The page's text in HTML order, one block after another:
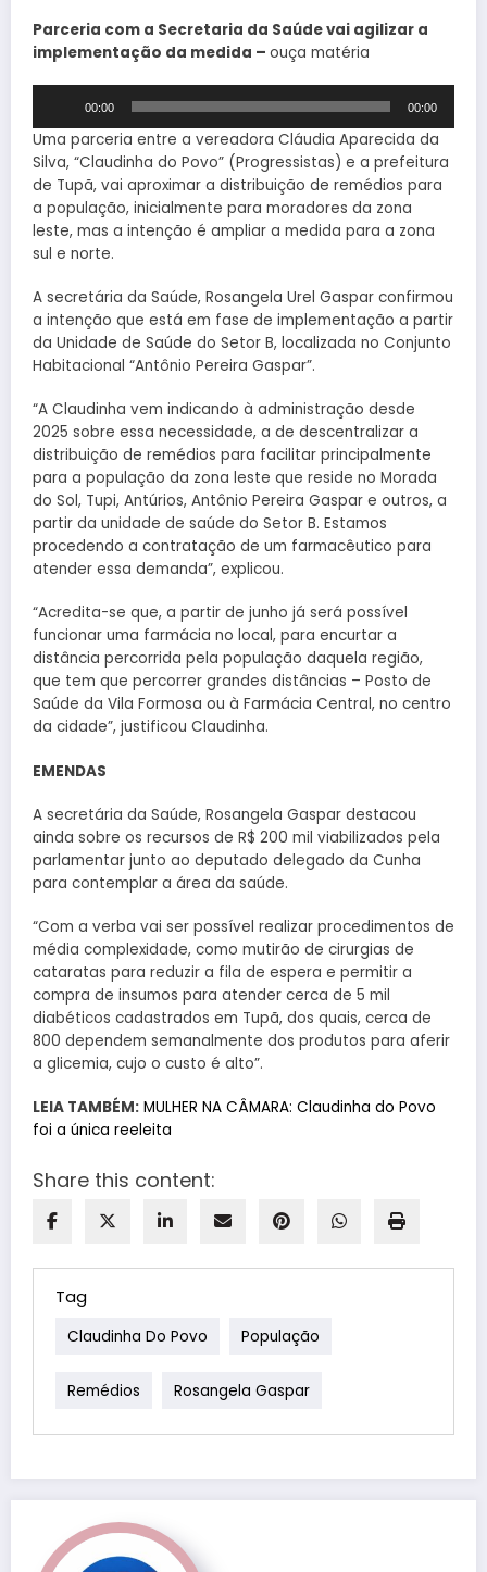
Parceria com a Secretaria da Saúde vai agilizar a
implementação da medida – ouça matéria
áudio
00:00 00:00
Uma parceria entre a vereadora Cláudia Aparecida da
Silva, “Claudinha do Povo” (Progressistas) e a prefeitura
de Tupã, vai aproximar a distribuição de remédios para
a população, inicialmente para moradores da zona
leste, mas a intenção é ampliar a medida para a zona
sul e norte.
A secretária da Saúde, Rosangela Urel Gaspar confirmou
a intenção que está em fase de implementação a partir
da Unidade de Saúde do Setor B, localizada no Conjunto
Habitacional “Antônio Pereira Gaspar”.
“A Claudinha vem indicando à administração desde
2025 sobre essa necessidade, a de descentralizar a
distribuição de remédios para facilitar principalmente
para a população da zona leste que reside no Morada
do Sol, Tupi, Antúrios, Antônio Pereira Gaspar e outros, a
partir da unidade de saúde do Setor B. Estamos
procedendo a contratação de um farmacêutico para
atender essa demanda”, explicou.
“Acredita-se que, a partir de junho já será possível
funcionar uma farmácia no local, para encurtar a
distância percorrida pela população daquela região,
que tem que percorrer grandes distâncias – Posto de
Saúde da Vila Formosa ou à Farmácia Central, no centro
da cidade”, justificou Claudinha.
EMENDAS
A secretária da Saúde, Rosangela Gaspar destacou
ainda sobre os recursos de R$ 200 mil viabilizados pela
parlamentar junto ao deputado delegado da Cunha
para contemplar a área da saúde.
“Com a verba vai ser possível realizar procedimentos de
média complexidade, como mutirão de cirurgias de
cataratas para reduzir a fila de espera e permitir a
compra de insumos para atender cerca de 5 mil
diabéticos cadastrados em Tupã, dos quais, cerca de
800 dependem semanalmente dos produtos para aferir
a glicemia, cujo o custo é alto”.
LEIA TAMBÉM: MULHER NA CÂMARA: Claudinha do Povo
foi a única reeleita
Share this content:
Tag
Claudinha Do Povo População
Remédios Rosangela Gaspar